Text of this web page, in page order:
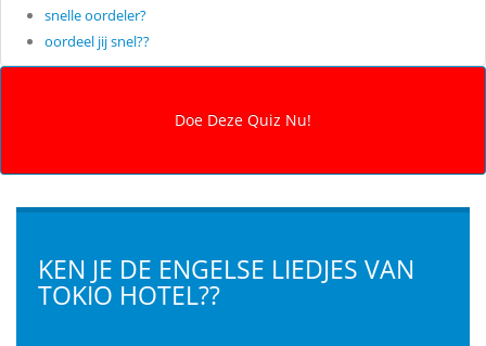
snelle oordeler?
oordeel jij snel??
KEN JE DE ENGELSE LIEDJES VAN
TOKIO HOTEL??